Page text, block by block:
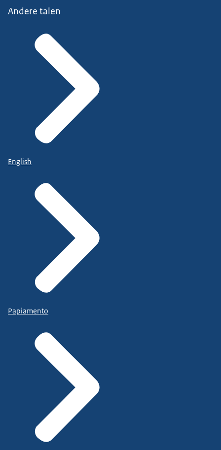
Andere talen
English
Papiamento